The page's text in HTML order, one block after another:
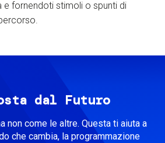
fornendoti stimoli o spunti di
dal Futuro
non come le altre. Questa ti aiuta a
che cambia, la programmazione